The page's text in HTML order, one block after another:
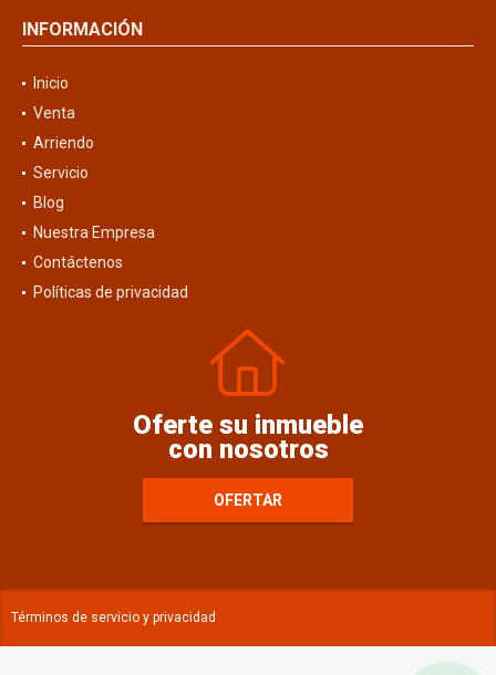
INFORMACIÓN
Inicio
Venta
Arriendo
Servicio
Blog
Nuestra Empresa
Contáctenos
Políticas de privacidad
Oferte su inmueble
con nosotros
OFERTAR
Términos de servicio y privacidad